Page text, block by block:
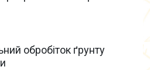
обробіток ґрунту